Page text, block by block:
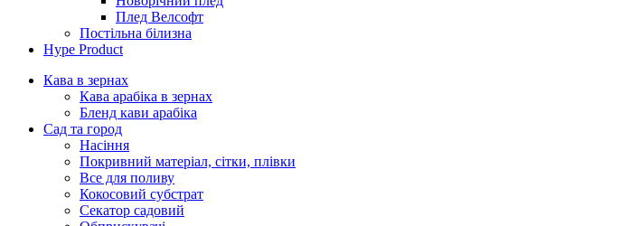
Плед Велсофт
Постільна білизна
Hype Product
Кава в зернах
Кава арабіка в зернах
Бленд кави арабіка
Сад та город
Насіння
Покривний матеріал, сітки, плівки
Все для поливу
Кокосовий субстрат
Секатор садовий